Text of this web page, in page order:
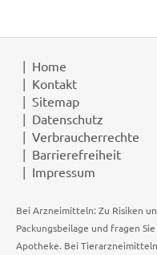
Home
Kontakt
Sitemap
Datenschutz
Verbraucherrechte
Barrierefreiheit
Impressum
Bei Arzneimitteln: Zu Risiken
Packungsbeilage und fragen
Apotheke. Bei